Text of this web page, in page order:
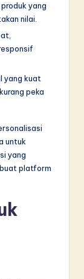
yang
nilai.
yang kuat
peka
untuk
yang
platform